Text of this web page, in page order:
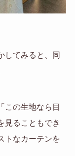
してみると、同
この生地なら目
見ることもでき
トなカーテンを